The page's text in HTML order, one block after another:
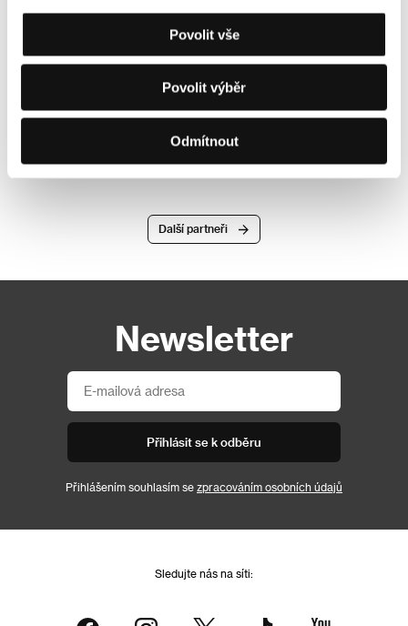
Povolit vše
Povolit výběr
Odmítnout
Další partneři
Newsletter
Přihlásit se k odběru
Přihlášením souhlasím se zpracováním osobních údajů
Sledujte nás na síti: